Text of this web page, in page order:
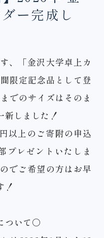
課外活動振興基金
本学指定の払込取扱票による
ふるさと納税
ング
ー完成し
、「金沢大学卓上カ
限定記念品として登
でのサイズはそのま
新しました！
以上のご寄附の申込
プレゼントいたしま
でご希望の方はお早
！
ついて〇